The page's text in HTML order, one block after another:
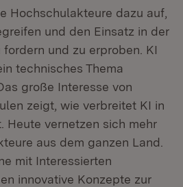
Hochschulakteure dazu auf,
und den Einsatz in der
und zu erproben. KI
technisches Thema
große Interesse von
zeigt, wie verbreitet KI in
Heute vernetzen sich mehr
aus dem ganzen Land.
mit Interessierten
innovative Konzepte zur